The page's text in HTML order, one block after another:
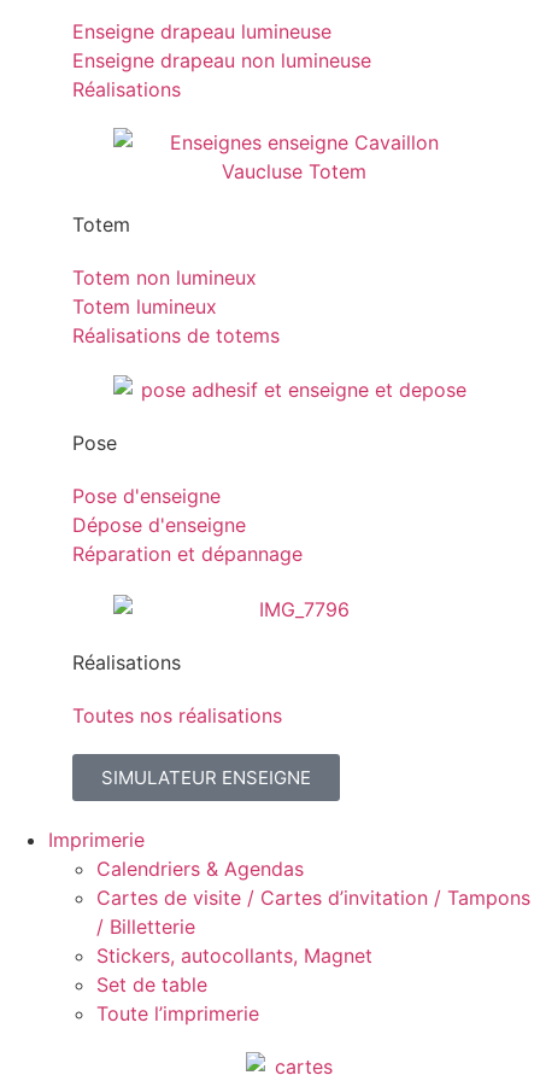
Enseigne drapeau lumineuse
Enseigne drapeau non lumineuse
Réalisations
Totem
Totem non lumineux
Totem lumineux
Réalisations de totems
Pose
Pose d'enseigne
Dépose d'enseigne
Réparation et dépannage
Réalisations
Toutes nos réalisations
SIMULATEUR ENSEIGNE
Imprimerie
Calendriers & Agendas
Cartes de visite / Cartes d’invitation / Tampons
/ Billetterie
Stickers, autocollants, Magnet
Set de table
Toute l’imprimerie